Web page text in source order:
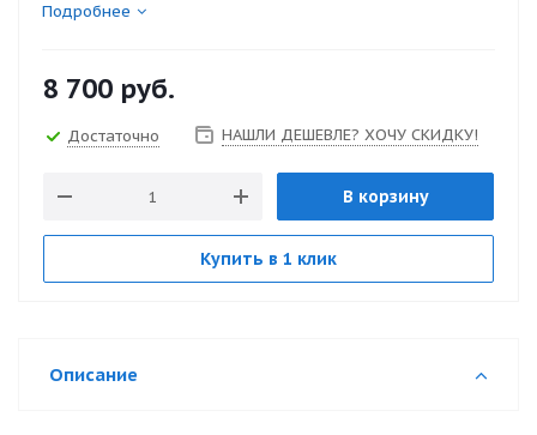
Подробнее
8 700 руб.
Достаточно НАШЛИ ДЕШЕВЛЕ? ХОЧУ СКИДКУ!
В корзину
Купить в 1 клик
Описание